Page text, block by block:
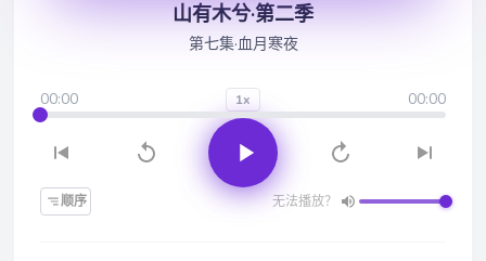
山有木兮·第二季
第七集·血月寒夜
00:00 1x 00:00
顺序 无法播放？